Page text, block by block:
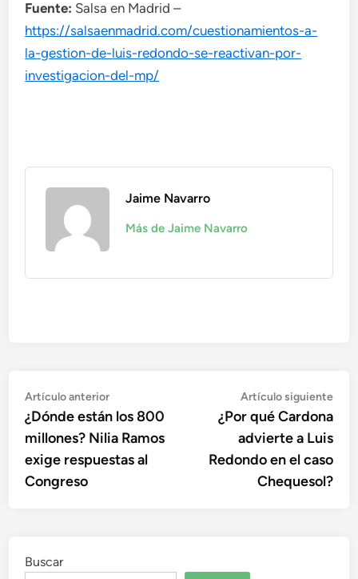
Fuente: Salsa en Madrid –
https://salsaenmadrid.com/cuestionamientos-a-
la-gestion-de-luis-redondo-se-reactivan-por-
investigacion-del-mp/
Jaime Navarro
Más de Jaime Navarro
Navegación
de
entradas
Artículo anteriorArtículo
anterior:
¿Dónde están los 800
millones? Nilia Ramos
exige respuestas al
Congreso
Artículo siguiente
¿Por qué Cardona
advierte a Luis
Redondo en el caso
Chequesol?
Buscar